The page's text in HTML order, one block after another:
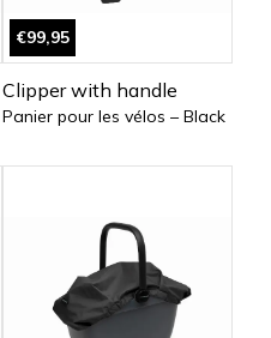
€99,95
Clipper with handle
Panier pour les vélos – Black